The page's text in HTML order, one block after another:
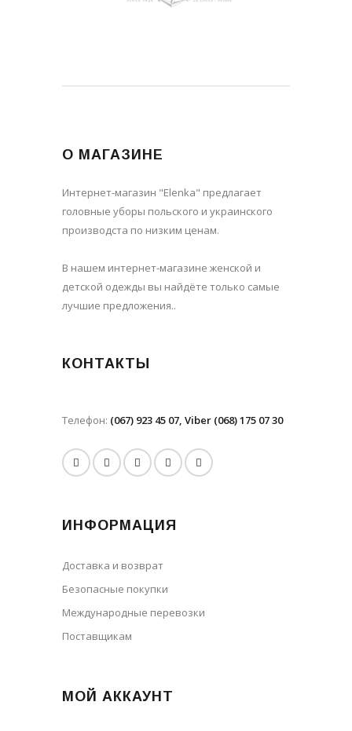
О МАГАЗИНЕ
Интернет-магазин "Elenka" предлагает
головные уборы польского и украинского
производста по низким ценам.
В нашем интернет-магазине женской и
детской одежды вы найдёте только самые
лучшие предложения..
КОНТАКТЫ
Телефон: (067) 923 45 07, Viber (068) 175 07 30
ИНФОРМАЦИЯ
Доставка и возврат
Безопасные покупки
Международные перевозки
Поставщикам
МОЙ АККАУНТ